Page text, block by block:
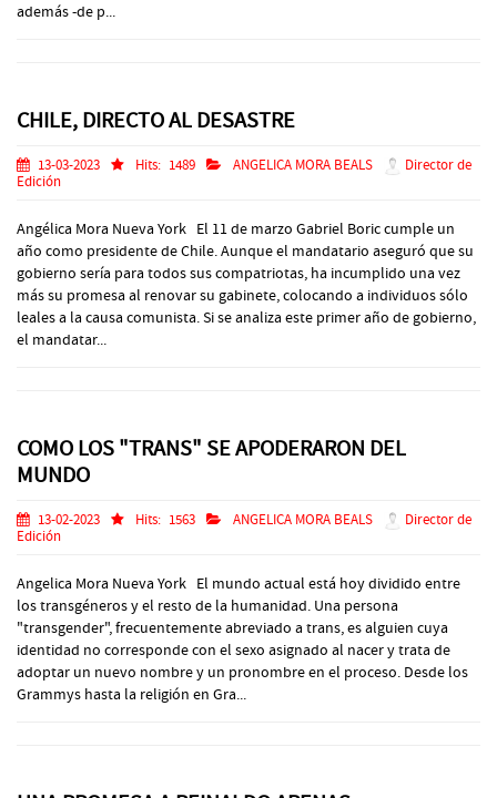
además -de p...
CHILE, DIRECTO AL DESASTRE
13-03-2023 Hits: 1489 ANGELICA MORA BEALS
Director de
Edición
Angélica Mora Nueva York El 11 de marzo Gabriel Boric cumple un
año como presidente de Chile. Aunque el mandatario aseguró que su
gobierno sería para todos sus compatriotas, ha incumplido una vez
más su promesa al renovar su gabinete, colocando a individuos sólo
leales a la causa comunista. Si se analiza este primer año de gobierno,
el mandatar...
COMO LOS "TRANS" SE APODERARON DEL
MUNDO
13-02-2023 Hits: 1563 ANGELICA MORA BEALS
Director de
Edición
Angelica Mora Nueva York El mundo actual está hoy dividido entre
los transgéneros y el resto de la humanidad. Una persona
"transgender", frecuentemente abreviado a trans, es alguien cuya
identidad no corresponde con el sexo asignado al nacer y trata de
adoptar un nuevo nombre y un pronombre en el proceso. Desde los
Grammys hasta la religión en Gra...